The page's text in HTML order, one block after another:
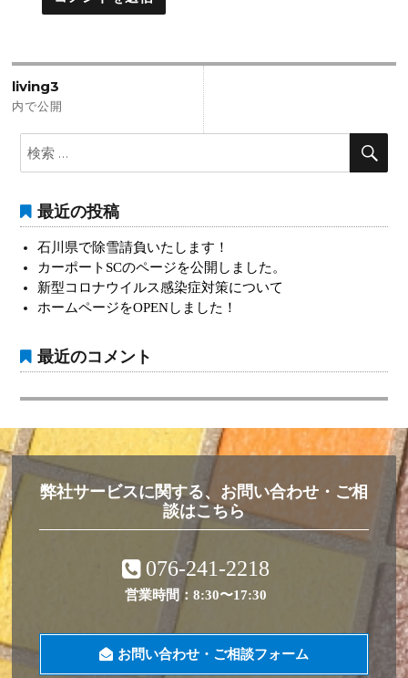
投
稿
ナ
ビ
ゲ
ー
シ
ョ
living3
内で公開
索:
最近の投稿
石川県で除雪請負いたします！
カーポートSCのページを公開しました。
新型コロナウイルス感染症対策について
ホームページをOPENしました！
最近のコメント
弊社サービスに関する、お問い合わせ・ご相
談はこちら
076-241-2218
営業時間：8:30〜17:30
お問い合わせ・ご相談フォーム